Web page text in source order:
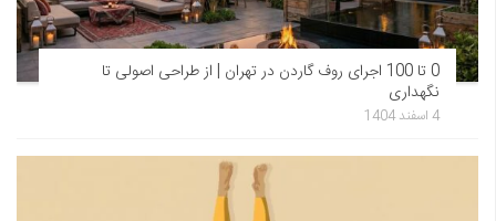
0 تا 100 اجرای روف گاردن در تهران | از طراحی اصولی تا
نگهداری
4 اسفند 1404